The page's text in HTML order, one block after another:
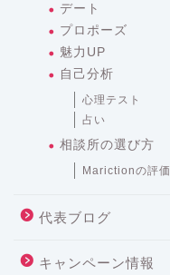
デート
プロポーズ
魅力UP
自己分析
心理テスト
占い
相談所の選び方
Marictionの評価
代表ブログ
キャンペーン情報